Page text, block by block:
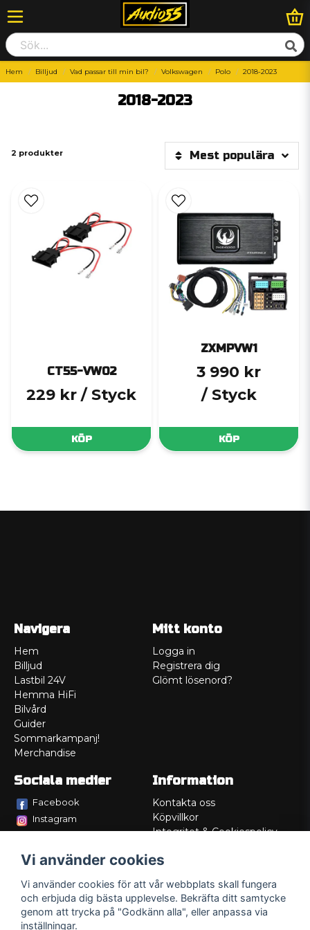
Hem Billjud Vad passar till min bil? Volkswagen Polo 2018-2023
2018-2023
2 produkter Mest populära
CT55-VW02
229 kr / Styck
KÖP
ZXMPVW1
3 990 kr
/ Styck
KÖP
Navigera
Hem
Billjud
Lastbil 24V
Hemma HiFi
Bilvård
Guider
Sommarkampanj!
Merchandise
Mitt konto
Logga in
Registrera dig
Glömt lösenord?
Sociala medier
Facebook
Instagram
Information
Kontakta oss
Köpvillkor
Integritet & Cookiespolicy
Service/Garanti
Lådritning
Om oss
Vi använder cookies
Vi använder cookies för att vår webbplats skall fungera
och erbjuda dig bästa upplevelse. Bekräfta ditt samtycke
genom att trycka på "Godkänn alla", eller anpassa via
inställningar.